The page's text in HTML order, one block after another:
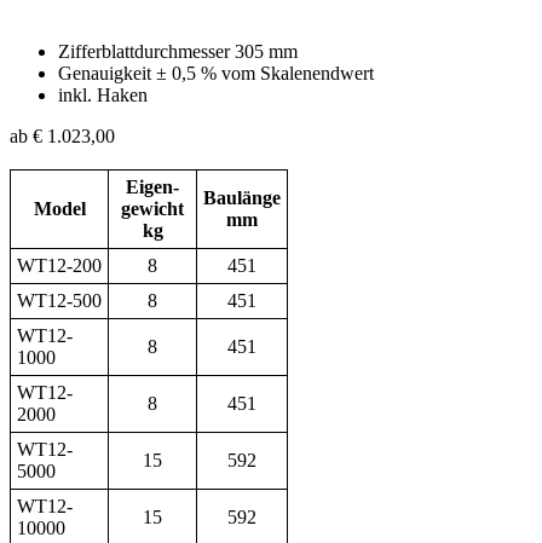
Zifferblattdurchmesser 305 mm
Genauigkeit ± 0,5 % vom Skalenendwert
inkl. Haken
ab € 1.023,00
Model
Eigen-
gewicht
kg
Baulänge
mm
WT12-200 8
451
WT12-500
8
451
WT12-
1000
8 451
WT12-
2000
8 451
WT12-
5000
15 592
WT12-
10000
15 592